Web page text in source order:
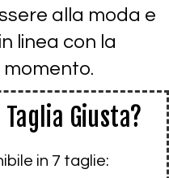
alla moda e
linea con la
Giusta?
in 7 taglie: